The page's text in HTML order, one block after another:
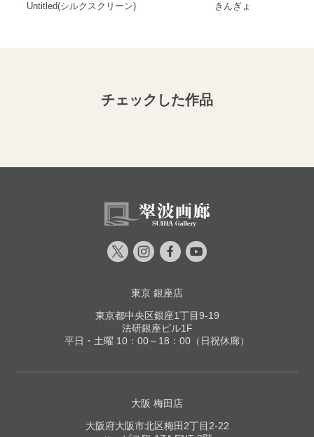
Untitled(シルクスクリーン) きんぎょ
チェックした作品
東京 銀座店
東京都中央区銀座1丁目9-19
法研銀座ビル1F
平日・土曜 10：00～18：00（日祝休廊）
大阪 梅田店
大阪府大阪市北区梅田2丁目2-22